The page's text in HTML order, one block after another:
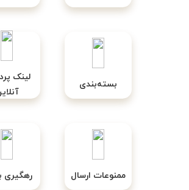
بسته‌بندی
لینک
ممنوعات ارسال رهگیری